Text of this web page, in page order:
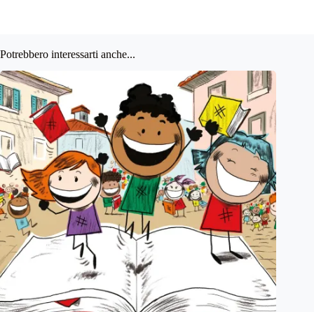
Potrebbero interessarti anche...